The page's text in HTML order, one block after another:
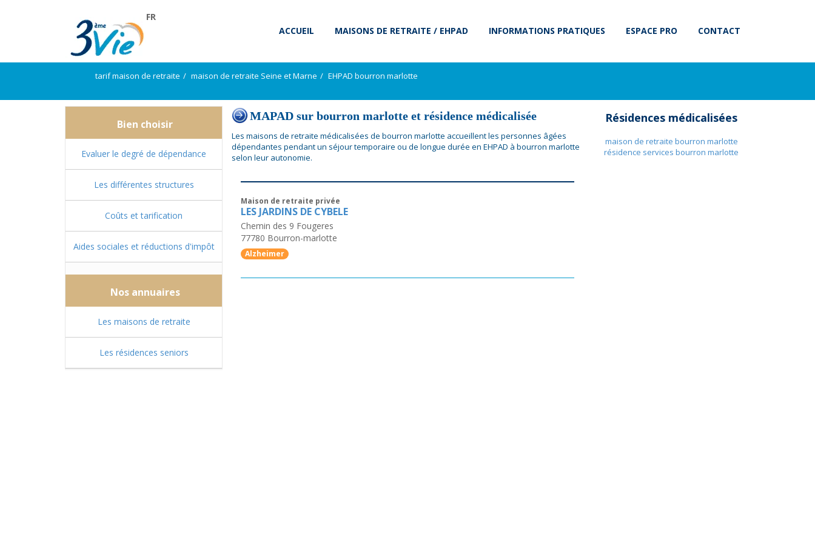
FR
ACCUEIL
MAISONS DE RETRAITE / EHPAD INFORMATIONS PRATIQUES ESPACE PRO CONTACT
tarif maison de retraite maison de retraite Seine et Marne EHPAD bourron marlotte
Bien choisir
Evaluer le degré de dépendance
Les différentes structures
Coûts et tarification
Aides sociales et réductions d'impôt
Nos annuaires
Les maisons de retraite
Les résidences seniors
MAPAD sur bourron marlotte et résidence médicalisée
Les maisons de retraite médicalisées de bourron marlotte accueillent les personnes âgées
dépendantes pendant un séjour temporaire ou de longue durée en EHPAD à bourron marlotte
selon leur autonomie.
Maison de retraite privée
LES JARDINS DE CYBELE
Chemin des 9 Fougeres
77780 Bourron-marlotte
Alzheimer
Résidences médicalisées
maison de retraite bourron marlotte
résidence services bourron marlotte